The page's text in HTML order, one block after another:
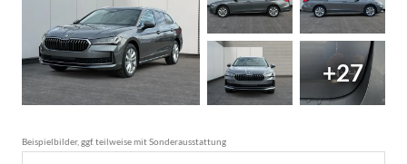
+27
Beispielbilder, ggf. teilweise mit Sonderausstattung